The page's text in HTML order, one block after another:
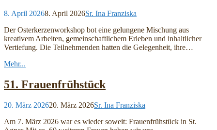
8. April 20268. April 2026Sr. Ina Franziska
Der Osterkerzenworkshop bot eine gelungene Mischung aus
kreativem Arbeiten, gemeinschaftlichem Erleben und inhaltlicher
Vertiefung. Die Teilnehmenden hatten die Gelegenheit, ihre…
Mehr...
51. Frauenfrühstück
20. März 202620. März 2026Sr. Ina Franziska
Am 7. März 2026 war es wieder soweit: Frauenfrühstück in St.